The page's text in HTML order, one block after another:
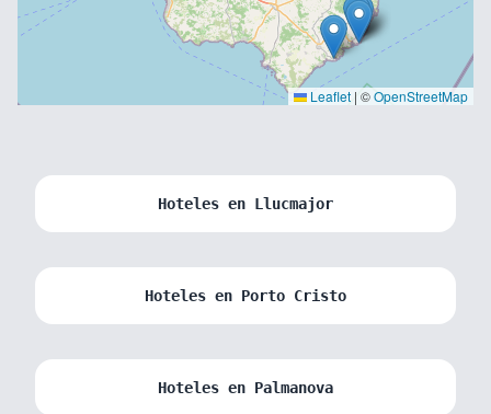
Leaflet | ©OpenStreetMap
Hoteles en Llucmajor
Hoteles en Porto Cristo
Hoteles en Palmanova